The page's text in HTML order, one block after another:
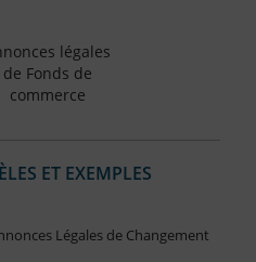
légales
de Fonds de
commerce
ET EXEMPLES
Légales de Changement